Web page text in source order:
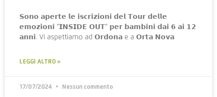
𝗦𝗼𝗻𝗼 𝗮𝗽𝗲𝗿𝘁𝗲 𝗹𝗲 𝗶𝘀𝗰𝗿𝗶𝘇𝗶𝗼𝗻𝗶 𝗱𝗲𝗹 𝗧𝗼𝘂𝗿 𝗱𝗲𝗹𝗹𝗲
𝗲𝗺𝗼𝘇𝗶𝗼𝗻𝗶 “𝗜𝗡𝗦𝗜𝗗𝗘 𝗢𝗨𝗧” 𝗽𝗲𝗿 𝗯𝗮𝗺𝗯𝗶𝗻𝗶 𝗱𝗮𝗶 𝟲 𝗮𝗶 𝟭𝟮
𝗮𝗻𝗻𝗶. Vi aspettiamo ad 𝗢𝗿𝗱𝗼𝗻𝗮 e a 𝗢𝗿𝘁𝗮 𝗡𝗼𝘃𝗮
LEGGI ALTRO »
17/07/2024 Nessun commento